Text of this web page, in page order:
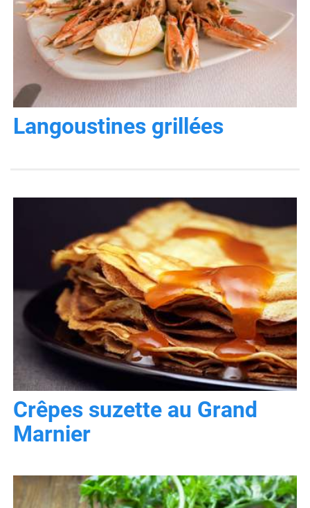
Langoustines grillées
Crêpes suzette au Grand
Marnier